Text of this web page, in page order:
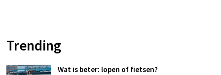
Trending
Wat is beter: lopen of fietsen?